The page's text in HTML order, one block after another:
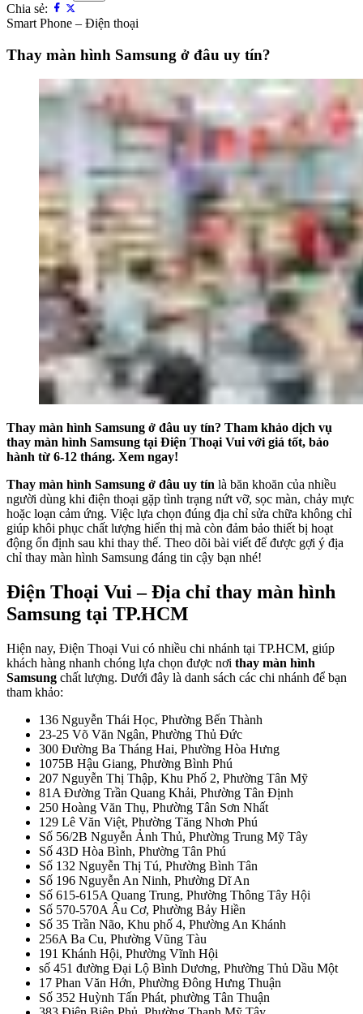
Chia sẻ:
Smart Phone – Điện thoại
Thay màn hình Samsung ở đâu uy tín?
Thay màn hình Samsung ở đâu uy tín? Tham khảo dịch vụ
thay màn hình Samsung tại Điện Thoại Vui với giá tốt, bảo
hành từ 6-12 tháng. Xem ngay!
Thay màn hình Samsung ở đâu uy tín là băn khoăn của nhiều
người dùng khi điện thoại gặp tình trạng nứt vỡ, sọc màn, chảy mực
hoặc loạn cảm ứng. Việc lựa chọn đúng địa chỉ sửa chữa không chỉ
giúp khôi phục chất lượng hiển thị mà còn đảm bảo thiết bị hoạt
động ổn định sau khi thay thế. Theo dõi bài viết để được gợi ý địa
chỉ thay màn hình Samsung đáng tin cậy bạn nhé!
Điện Thoại Vui – Địa chỉ thay màn hình
Samsung tại TP.HCM
Hiện nay, Điện Thoại Vui có nhiều chi nhánh tại TP.HCM, giúp
khách hàng nhanh chóng lựa chọn được nơi thay màn hình
Samsung chất lượng. Dưới đây là danh sách các chi nhánh để bạn
tham khảo:
136 Nguyễn Thái Học, Phường Bến Thành
23-25 Võ Văn Ngân, Phường Thủ Đức
300 Đường Ba Tháng Hai, Phường Hòa Hưng
1075B Hậu Giang, Phường Bình Phú
207 Nguyễn Thị Thập, Khu Phố 2, Phường Tân Mỹ
81A Đường Trần Quang Khải, Phường Tân Định
250 Hoàng Văn Thụ, Phường Tân Sơn Nhất
129 Lê Văn Việt, Phường Tăng Nhơn Phú
Số 56/2B Nguyễn Ảnh Thủ, Phường Trung Mỹ Tây
Số 43D Hòa Bình, Phường Tân Phú
Số 132 Nguyễn Thị Tú, Phường Bình Tân
Số 196 Nguyễn An Ninh, Phường Dĩ An
Số 615-615A Quang Trung, Phường Thông Tây Hội
Số 570-570A Âu Cơ, Phường Bảy Hiền
Số 35 Trần Não, Khu phố 4, Phường An Khánh
256A Ba Cu, Phường Vũng Tàu
191 Khánh Hội, Phường Vĩnh Hội
số 451 đường Đại Lộ Bình Dương, Phường Thủ Dầu Một
17 Phan Văn Hớn, Phường Đông Hưng Thuận
Số 352 Huỳnh Tấn Phát, phường Tân Thuận